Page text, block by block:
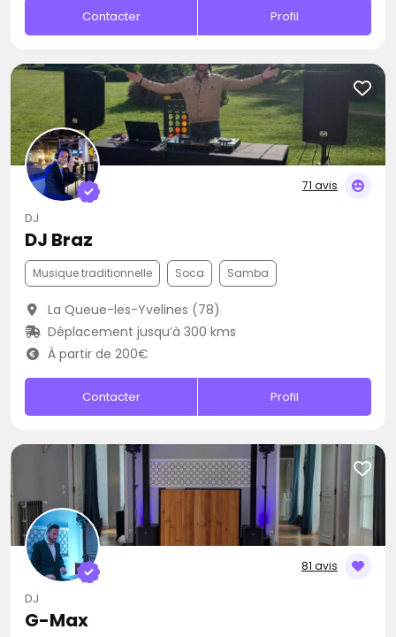
Contacter Profil
71 avis
DJ
DJ Braz
Musique traditionnelle Soca Samba
La Queue-les-Yvelines (78)
Déplacement jusqu’à 300 kms
À partir de 200€
Contacter Profil
81 avis
DJ
G-Max